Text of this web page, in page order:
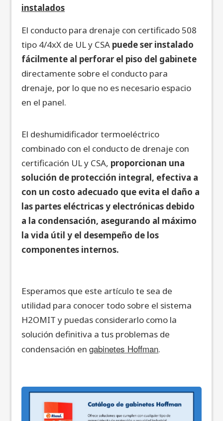
instalados
El conducto para drenaje con certificado 508
tipo 4/4xX de UL y CSA puede ser instalado
fácilmente al perforar el piso del gabinete
directamente sobre el conducto para
drenaje, por lo que no es necesario espacio
en el panel.
El deshumidificador termoeléctrico
combinado con el conducto de drenaje con
certificación UL y CSA, proporcionan una
solución de protección integral, efectiva a
con un costo adecuado que evita el daño a
las partes eléctricas y electrónicas debido
a la condensación, asegurando al máximo
la vida útil y el desempeño de los
componentes internos.
Esperamos que este artículo te sea de
utilidad para conocer todo sobre el sistema
H2OMIT y puedas considerarlo como la
solución definitiva a tus problemas de
condensación engabinetes Hoffman.